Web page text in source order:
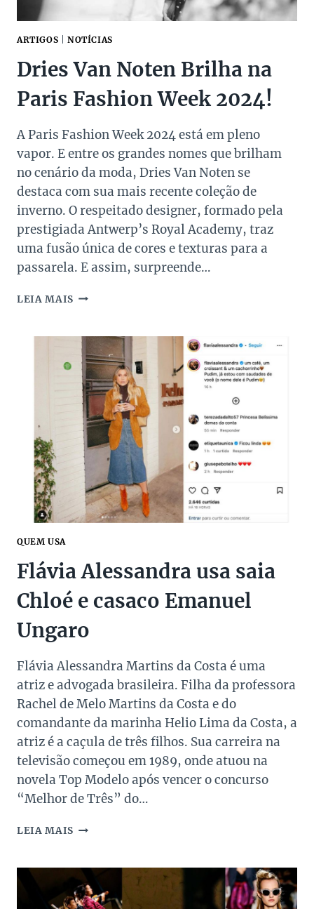
ARTIGOS NOTÍCIAS
Dries Van Noten Brilha na
Paris Fashion Week 2024!
A Paris Fashion Week 2024 está em pleno
vapor. E entre os grandes nomes que brilham
no cenário da moda, Dries Van Noten se
destaca com sua mais recente coleção de
inverno. O respeitado designer, formado pela
prestigiada Antwerp’s Royal Academy, traz
uma fusão única de cores e texturas para a
passarela. E assim, surpreende…
LEIA MAIS DRIES
BRILHA
NA
PARIS
FASHION
WEEK
2024!
QUEM USA
Flávia Alessandra usa saia
Chloé e casaco Emanuel
Ungaro
Flávia Alessandra Martins da Costa é uma
atriz e advogada brasileira. Filha da professora
Rachel de Melo Martins da Costa e do
comandante da marinha Helio Lima da Costa, a
atriz é a caçula de três filhos. Sua carreira na
televisão começou em 1989, onde atuou na
novela Top Modelo após vencer o concurso
“Melhor de Três” do…
LEIA MAIS FLÁVIA
SAIA
CHLOÉ
E